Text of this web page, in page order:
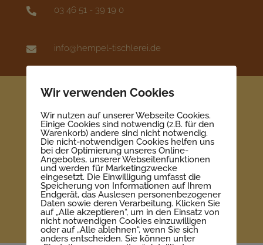
 03 46 51 - 39 19 0
 info@hempel-tischlerei.de
Wir verwenden Cookies
Wir nutzen auf unserer Webseite Cookies.
Einige Cookies sind notwendig (z.B. für den
Warenkorb) andere sind nicht notwendig.
Die nicht-notwendigen Cookies helfen uns
bei der Optimierung unseres Online-
Angebotes, unserer Webseitenfunktionen
und werden für Marketingzwecke
eingesetzt. Die Einwilligung umfasst die
Speicherung von Informationen auf Ihrem
Endgerät, das Auslesen personenbezogener
Daten sowie deren Verarbeitung. Klicken Sie
auf „Alle akzeptieren“, um in den Einsatz von
nicht notwendigen Cookies einzuwilligen
oder auf „Alle ablehnen“, wenn Sie sich
anders entscheiden. Sie können unter